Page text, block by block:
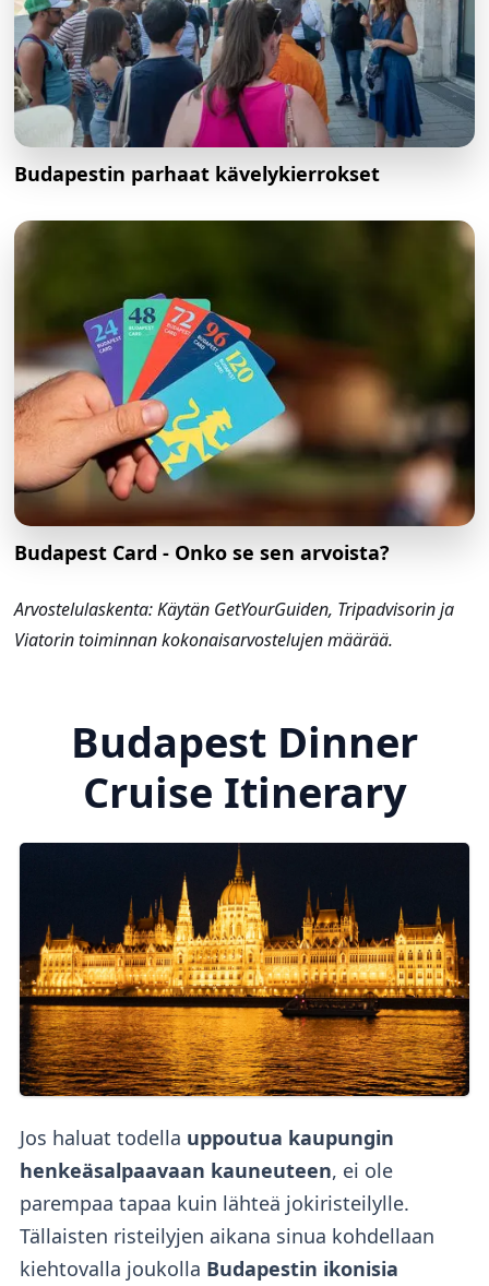
Budapestin parhaat kävelykierrokset
Budapest Card - Onko se sen arvoista?
Arvostelulaskenta: Käytän GetYourGuiden, Tripadvisorin ja
Viatorin toiminnan kokonaisarvostelujen määrää.
Budapest Dinner
Cruise Itinerary
Jos haluat todella uppoutua kaupungin
henkeäsalpaavaan kauneuteen, ei ole
parempaa tapaa kuin lähteä jokiristeilylle.
Tällaisten risteilyjen aikana sinua kohdellaan
kiehtovalla joukolla Budapestin ikonisia